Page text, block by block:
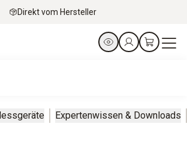
Direkt vom Hersteller
Expertenwissen & Downloads